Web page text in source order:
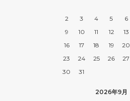
2
3 4 5 6
9
10 11 12 13
16
17 18 19 20
23
24 25 26 27
30
31
2026年9月